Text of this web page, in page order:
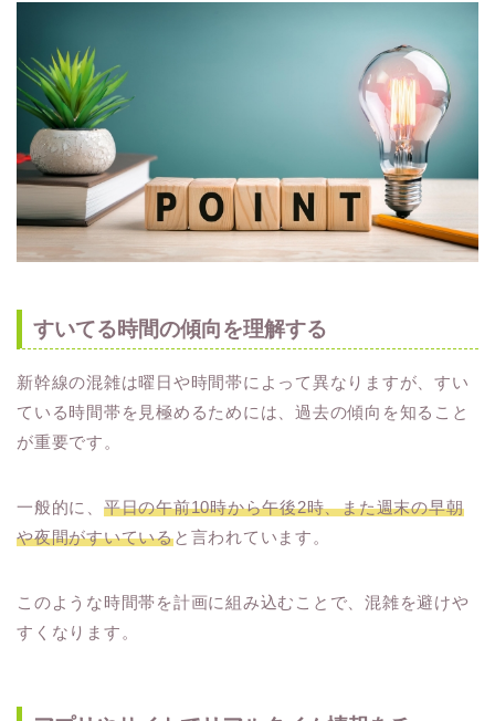
すいてる時間の傾向を理解する
新幹線の混雑は曜日や時間帯によって異なりますが、すい
ている時間帯を見極めるためには、過去の傾向を知ること
が重要です。
一般的に、 平日の午前10時から午後2時、また週末の早朝
や夜間がすいていると言われています。
このような時間帯を計画に組み込むことで、混雑を避けや
すくなります。